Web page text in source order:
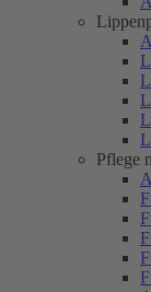
Pflege